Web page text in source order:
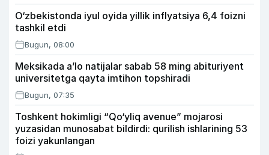
O‘zbekistonda iyul oyida yillik inflyatsiya 6,4 foizni
tashkil etdi
Bugun, 08:00
Meksikada a’lo natijalar sabab 58 ming abituriyent
universitetga qayta imtihon topshiradi
Bugun, 07:35
Toshkent hokimligi “Qo‘yliq avenue” mojarosi
yuzasidan munosabat bildirdi: qurilish ishlarining 53
foizi yakunlangan